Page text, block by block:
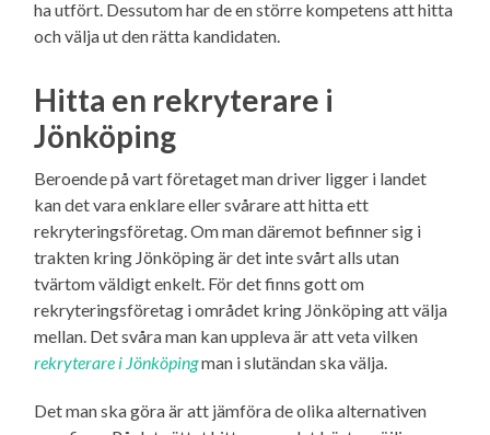
ha utfört. Dessutom har de en större kompetens att hitta
och välja ut den rätta kandidaten.
Hitta en rekryterare i
Jönköping
Beroende på vart företaget man driver ligger i landet
kan det vara enklare eller svårare att hitta ett
rekryteringsföretag. Om man däremot befinner sig i
trakten kring Jönköping är det inte svårt alls utan
tvärtom väldigt enkelt. För det finns gott om
rekryteringsföretag i området kring Jönköping att välja
mellan. Det svåra man kan uppleva är att veta vilken
rekryterare i Jönköpingman i slutändan ska välja.
Det man ska göra är att jämföra de olika alternativen